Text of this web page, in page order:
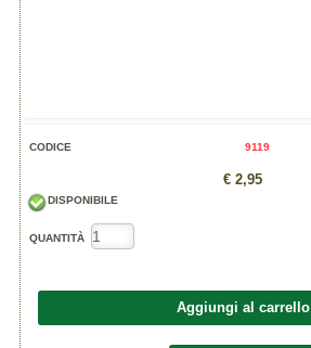
CODICE 9119
€ 2,95
DISPONIBILE
QUANTITÀ
Aggiungi al carrello